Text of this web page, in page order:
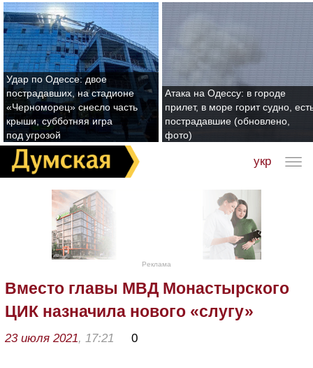
Удар по Одессе: двое
пострадавших, на стадионе
«Черноморец» снесло часть
крыши, субботняя игра
под угрозой
Атака на Одессу: в городе
прилет, в море горит судно,
пострадавшие (обновлено,
фото)
укр
Реклама
Вместо главы МВД Монастырского
ЦИК назначила нового «слугу»
23 июля 2021, 17:21 0